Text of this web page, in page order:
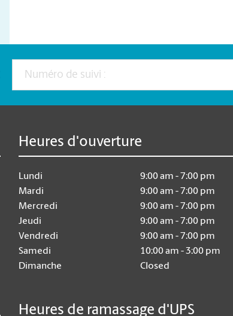
Heures d'ouverture
Lundi
9:00 am - 7:00 pm
Mardi
9:00 am - 7:00 pm
Mercredi
9:00 am - 7:00 pm
Jeudi
9:00 am - 7:00 pm
Vendredi
9:00 am - 7:00 pm
Samedi
10:00 am - 3:00 pm
Dimanche
Closed
Heures de ramassage d'UPS